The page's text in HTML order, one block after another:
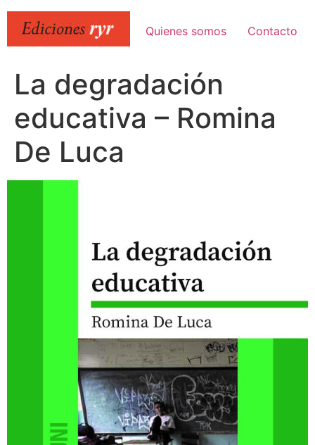
contenido
Quienes somos Contacto
La degradación
educativa – Romina
De Luca